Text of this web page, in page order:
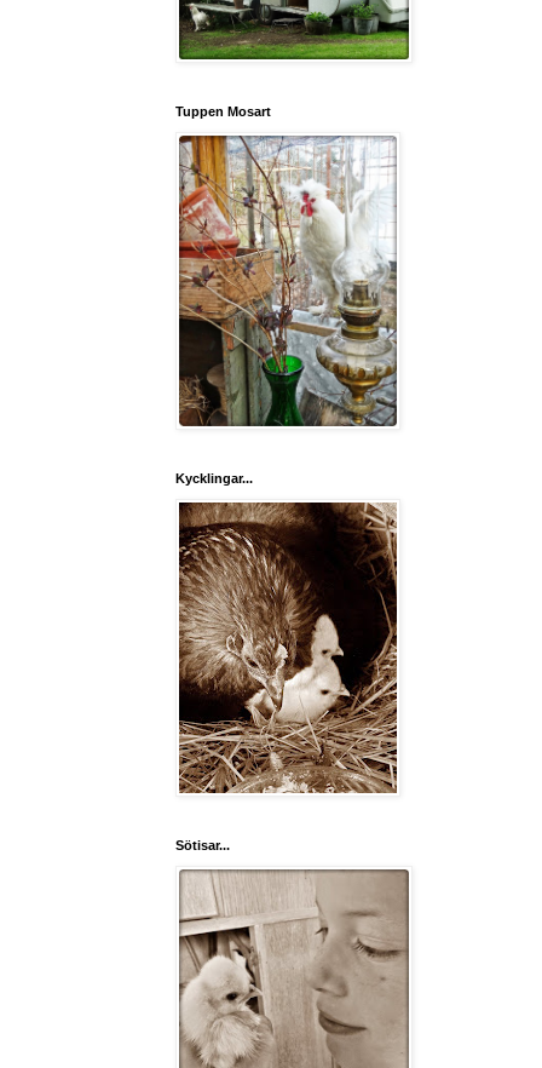
Tuppen Mosart
Kycklingar...
Sötisar...